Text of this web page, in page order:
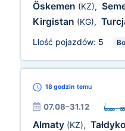
Öskemen (KZ),
Kirgistan (KG),
Llość pojazdów: 5
18 godzin temu
07.08–31.12
Almaty (KZ),